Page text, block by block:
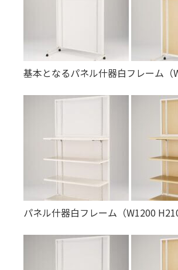
基本となるパネル什器白フレーム
パネル什器白フレーム（W1200